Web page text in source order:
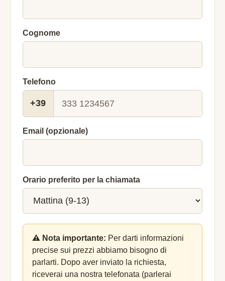
Cognome
Telefono
+39
Email (opzionale)
Orario preferito per la chiamata
⚠️ Nota importante: Per darti informazioni
precise sui prezzi abbiamo bisogno di
parlarti. Dopo aver inviato la richiesta,
riceverai una nostra telefonata (parlerai